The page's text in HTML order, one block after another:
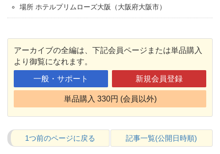
場所 ホテルプリムローズ大阪（大阪府大阪市）
アーカイブの全編は、下記会員ページまたは単品購入
より御覧になれます。
一般・サポート 新規会員登録
単品購入 330円 (会員以外)
1つ前のページに戻る 記事一覧(公開日時順)